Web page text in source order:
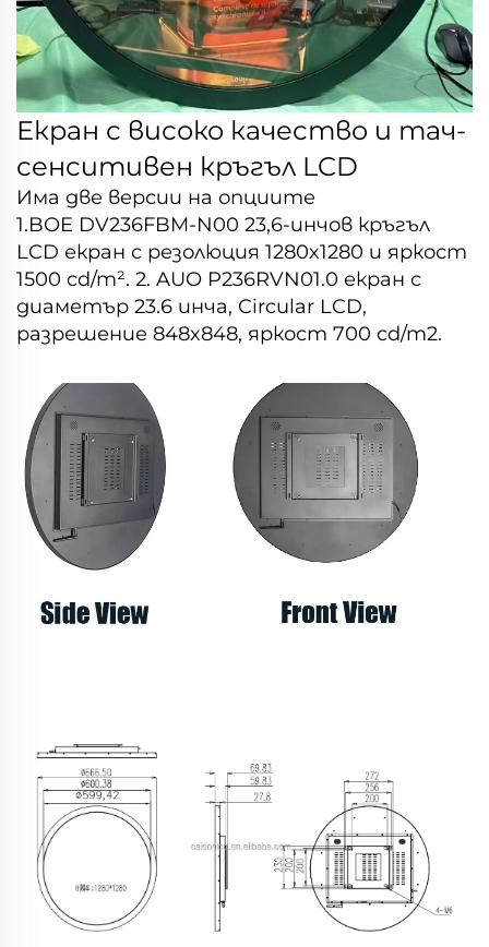
Екран с високо качество и тач-
сенситивен кръгъл LCD
Има две версии на опциите
1.BOE DV236FBM-N00 23,6-инчов кръгъл
LCD екран с резолюция 1280x1280 и яркост
1500 cd/m². 2. AUO P236RVN01.0 екран с
диаметър 23.6 инча, Circular LCD,
разрешение 848x848, яркост 700 cd/m2.